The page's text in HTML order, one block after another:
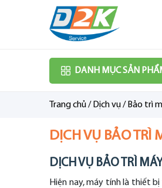
DANH MỤC SẢN
Trang chủ/ Dịch vụ/ Bảo trì
DỊCH VỤ BẢO TRÌ
DỊCH VỤ BẢO TRÌ
Hiện nay, máy tính là thiết